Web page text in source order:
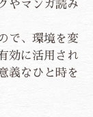
やマンガ読み
で、環境を変
効に活用され
義なひと時を